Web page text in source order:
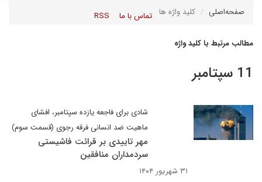
تماس با ما RSS صفحه‌اصلی کلید واژه ها
مطالب مرتبط با کلید واژه
11 سپتامبر
شادی برای فاجعه یازده سپتامبر، افشای
ماهیت ضد انسانی فرقه رجوی (قسمت سوم)
مهر تاییدی بر قرائت فاشیستی
سردمداران منافقین
۳۱ شهریور ۱۴۰۴